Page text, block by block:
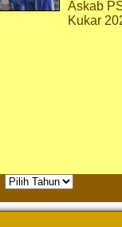
Askab
Kukar